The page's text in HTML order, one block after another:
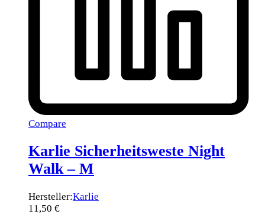
Compare
Karlie Sicherheitsweste Night
Walk – M
Hersteller:Karlie
11,50 €